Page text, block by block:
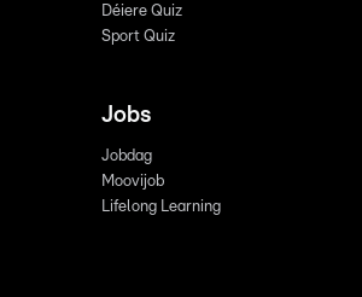
Déiere Quiz
Sport Quiz
Jobs
Jobdag
Moovijob
Lifelong Learning